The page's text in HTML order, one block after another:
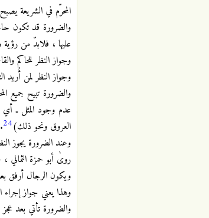
المحرّم في الشريعة
والضرورة قد تكون
عليها ، فلابدّ من رؤية
وجواز النظر للحاكم
وجواز النظر لمن أُريد
والضرورة تبيح جميع
عدم وجود المثل ـ
العروق ونحو ذلك)24
.
وعند الضرورة يجوز
روىٰ أبو حمزة الثمالي
ويكون الرجال أرفق
وهذا يعني جواز
والضرورة تأتي بعد